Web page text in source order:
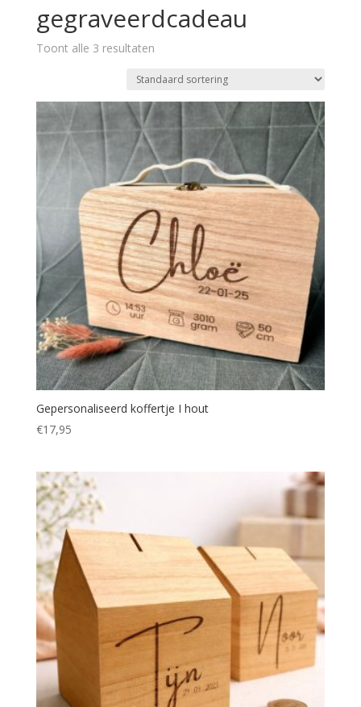
gegraveerdcadeau
Toont alle 3 resultaten
Gepersonaliseerd koffertje I hout
€17,95